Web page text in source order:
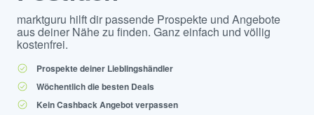
marktguru hilft dir passende Prospekte und Angebote
aus deiner Nähe zu finden. Ganz einfach und völlig
kostenfrei.
Prospekte deiner Lieblingshändler
Wöchentlich die besten Deals
Kein Cashback Angebot verpassen